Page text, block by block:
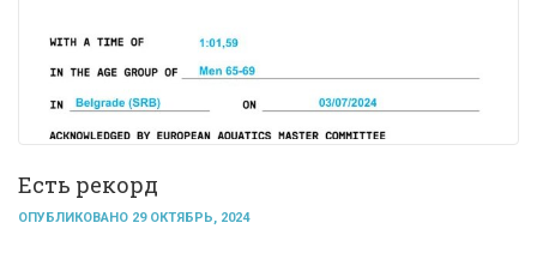
Есть рекорд
ОПУБЛИКОВАНО 29 ОКТЯБРЬ, 2024